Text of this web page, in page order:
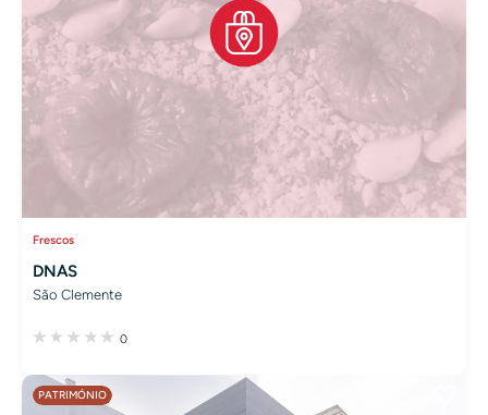
Frescos
DNAS
São Clemente
0
PATRIMÓNIO